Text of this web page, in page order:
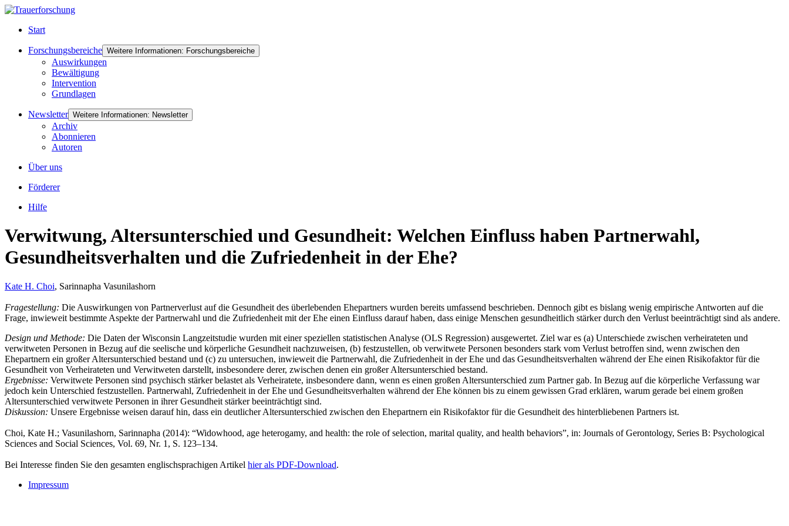
Start
Forschungsbereiche Weitere Informationen: Forschungsbereiche
Auswirkungen
Bewältigung
Intervention
Grundlagen
Newsletter Weitere Informationen: Newsletter
Archiv
Abonnieren
Autoren
Über uns
Förderer
Hilfe
Verwitwung, Altersunterschied und Gesundheit: Welchen Einfluss haben Partnerwahl,
Gesundheitsverhalten und die Zufriedenheit in der Ehe?
Kate H. Choi, Sarinnapha Vasunilashorn
Fragestellung: Die Auswirkungen von Partnerverlust auf die Gesundheit des überlebenden Ehepartners wurden bereits umfassend beschrieben. Dennoch gibt es bislang wenig empirische Antworten auf die
Frage, inwieweit bestimmte Aspekte der Partnerwahl und die Zufriedenheit mit der Ehe einen Einfluss darauf haben, dass einige Menschen gesundheitlich stärker durch den Verlust beeinträchtigt sind als andere.
Design und Methode: Die Daten der Wisconsin Langzeitstudie wurden mit einer speziellen statistischen Analyse (OLS Regression) ausgewertet. Ziel war es (a) Unterschiede zwischen verheirateten und
verwitweten Personen in Bezug auf die seelische und körperliche Gesundheit nachzuweisen, (b) festzustellen, ob verwitwete Personen besonders stark vom Verlust betroffen sind, wenn zwischen den
Ehepartnern ein großer Altersunterschied bestand und (c) zu untersuchen, inwieweit die Partnerwahl, die Zufriedenheit in der Ehe und das Gesundheitsverhalten während der Ehe einen Risikofaktor für die
Gesundheit von Verheirateten und Verwitweten darstellt, insbesondere derer, zwischen denen ein großer Altersunterschied bestand.
Ergebnisse: Verwitwete Personen sind psychisch stärker belastet als Verheiratete, insbesondere dann, wenn es einen großen Altersunterschied zum Partner gab. In Bezug auf die körperliche Verfassung war
jedoch kein Unterschied festzustellen. Partnerwahl, Zufriedenheit in der Ehe und Gesundheitsverhalten während der Ehe können bis zu einem gewissen Grad erklären, warum gerade bei einem großen
Altersunterschied verwitwete Personen in ihrer Gesundheit stärker beeinträchtigt sind.
Diskussion: Unsere Ergebnisse weisen darauf hin, dass ein deutlicher Altersunterschied zwischen den Ehepartnern ein Risikofaktor für die Gesundheit des hinterbliebenen Partners ist.
Choi, Kate H.; Vasunilashorn, Sarinnapha (2014): “Widowhood, age heterogamy, and health: the role of selection, marital quality, and health behaviors”, in: Journals of Gerontology, Series B: Psychological
Sciences and Social Sciences, Vol. 69, Nr. 1, S. 123–134.
Bei Interesse finden Sie den gesamten englischsprachigen Artikel hier als PDF-Download.
Impressum